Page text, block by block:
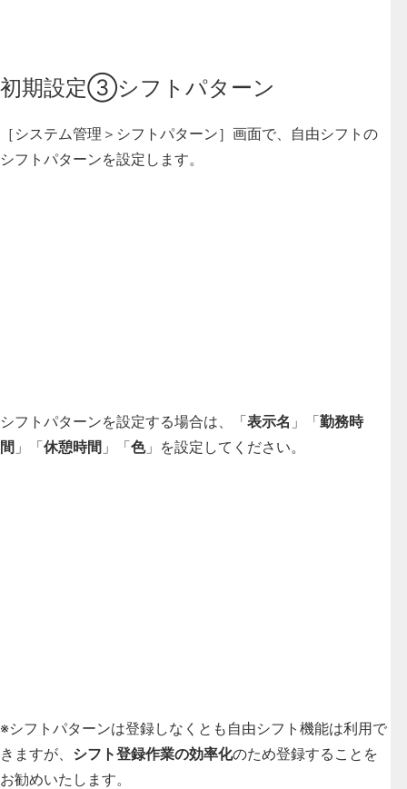
初期設定③シフトパターン
［システム管理＞シフトパターン］画面で、自由シフトの
シフトパターンを設定します。
シフトパターンを設定する場合は、「表示名 」「勤務時
間 」「休憩時間 」「色」を設定してください。
※シフトパターンは登録しなくとも自由シフト機能は利用で
きますが、 シフト登録作業の効率化のため登録することを
お勧めいたします。